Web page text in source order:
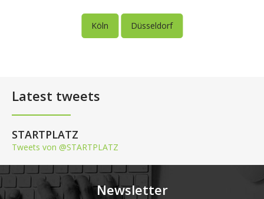
Köln Düsseldorf
Latest tweets
STARTPLATZ
Tweets von @STARTPLATZ
Newsletter